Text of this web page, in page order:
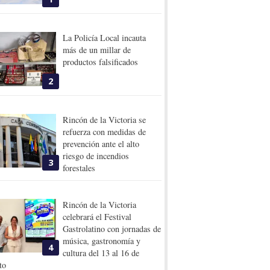
2
La Policía Local incauta
más de un millar de
productos falsificados
3
Rincón de la Victoria se
refuerza con medidas de
prevención ante el alto
riesgo de incendios
forestales
4
Rincón de la Victoria
celebrará el Festival
Gastrolatino con jornadas de
música, gastronomía y
cultura del 13 al 16 de